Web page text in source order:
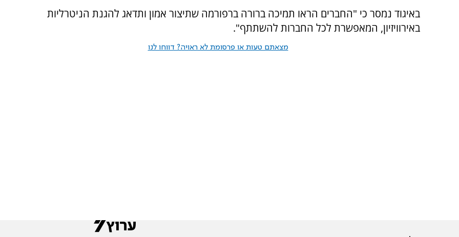
באיגוד נמסר כי "החברים הראו תמיכה ברורה ברפורמה שתיצור אמון ותדאג להגנת הניטרליות
באירוויזיון, המאפשרת לכל החברות להשתתף".
מצאתם טעות או פרסומת לא ראויה? דווחו לנו